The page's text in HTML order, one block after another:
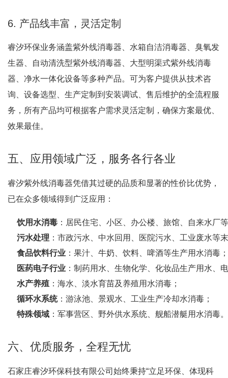
6. 产品线丰富，灵活定制
睿汐环保业务涵盖紫外线消毒器、水箱自洁消毒器、臭氧发
生器、自动清洗型紫外线消毒器、大型明渠式紫外线消毒
器、净水一体化设备等多种产品。可为客户提供从技术咨
询、设备选型、生产定制到安装调试、售后维护的全流程服
务，所有产品均可根据客户需求灵活定制，确保方案最优、
效果最佳。
五、应用领域广泛，服务各行各业
睿汐紫外线消毒器凭借其过硬的品质和显著的性价比优势，
已在众多领域得到广泛应用：
饮用水消毒 ：居民住宅、小区、办公楼、旅馆、自来水厂
污水处理 ：市政污水、中水回用、医院污水、工业废水等
食品饮料行业 ：果汁、牛奶、饮料、啤酒等生产用水消毒；
医药电子行业 ：制药用水、生物化学、化妆品生产用水、
水产养殖 ：海水、淡水育苗及养殖用水消毒；
循环水系统：游泳池、景观水、工业生产冷却水消毒；
特殊领域 ：军事营区、野外供水系统、舰船潜艇用水消毒。
六、优质服务，全程无忧
石家庄睿汐环保科技有限公司始终秉持“立足环保、体现科